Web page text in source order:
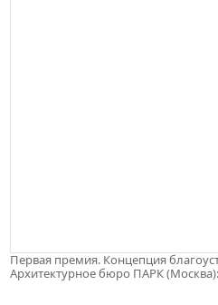
Первая премия. Концепция
Архитектурное бюро ПАРК